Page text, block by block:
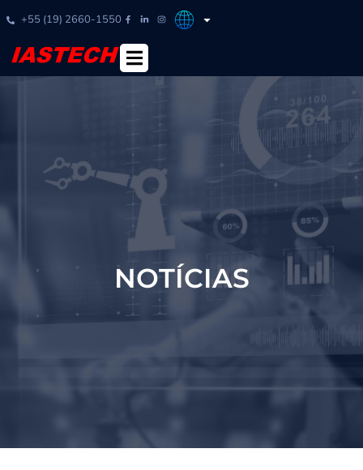
+55 (19) 2660-1550
NOTÍCIAS